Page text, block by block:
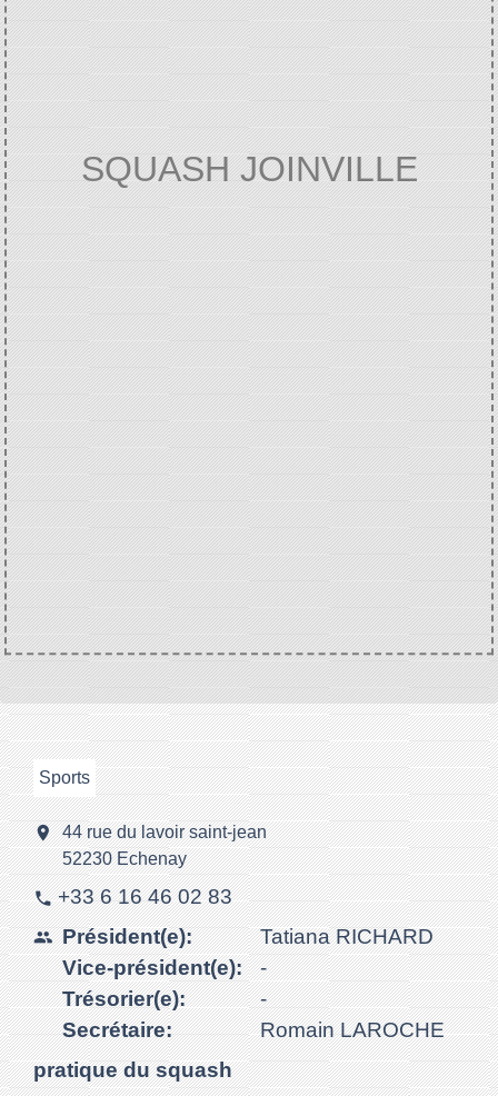
SQUASH JOINVILLE
Sports
location_on 44 rue du lavoir saint-jean
52230 Echenay
phone +33 6 16 46 02 83
people Président(e):
Vice-président(e):
Trésorier(e):
Secrétaire:
Tatiana RICHARD
-
-
Romain LAROCHE
pratique du squash